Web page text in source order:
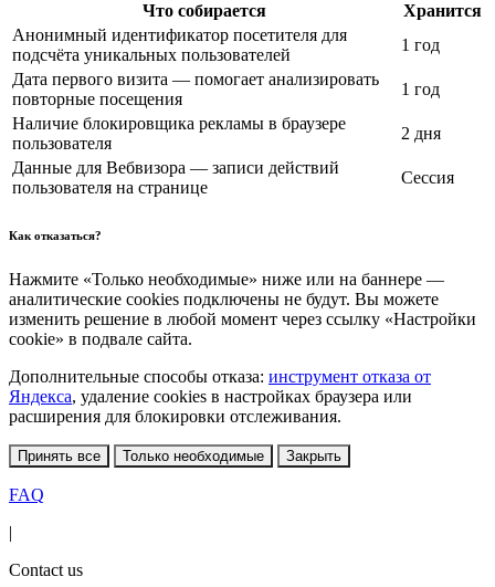
Что собирается
Хранится
Анонимный идентификатор посетителя для
подсчёта уникальных пользователей
1 год
Дата первого визита — помогает анализировать
повторные посещения
1 год
Наличие блокировщика рекламы в браузере
пользователя
2 дня
Данные для Вебвизора — записи действий
пользователя на странице
Сессия
Как отказаться?
Нажмите «Только необходимые» ниже или на баннере —
аналитические cookies подключены не будут. Вы можете
изменить решение в любой момент через ссылку «Настройки
cookie» в подвале сайта.
Дополнительные способы отказа: инструмент отказа от
Яндекса, удаление cookies в настройках браузера или
расширения для блокировки отслеживания.
Принять все Только необходимые Закрыть
FAQ
|
Contact us